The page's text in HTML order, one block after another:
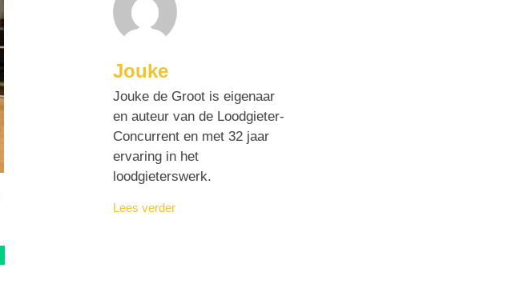
Jouke
Jouke de Groot is eigenaar
en auteur van de Loodgieter-
Concurrent en met 32 jaar
ervaring in het
loodgieterswerk.
Lees verder